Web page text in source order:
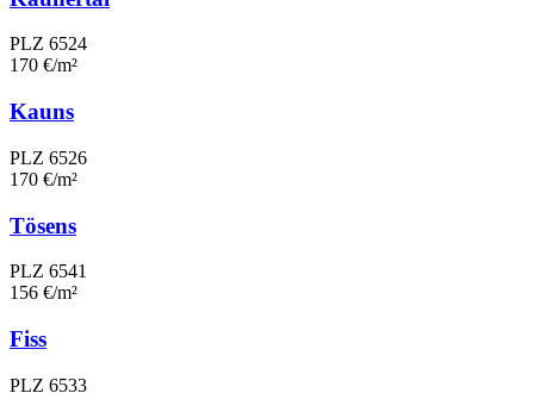
PLZ 6524
170 €/m²
Kauns
PLZ 6526
170 €/m²
Tösens
PLZ 6541
156 €/m²
Fiss
PLZ 6533